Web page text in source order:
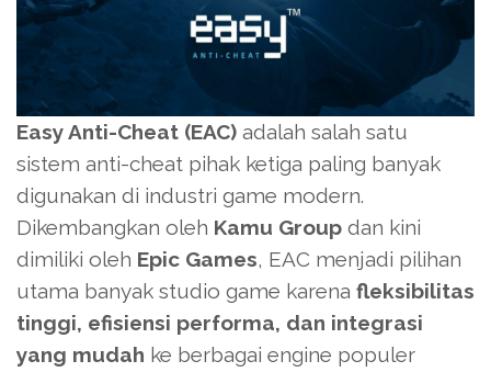
Easy Anti-Cheat (EAC) adalah salah satu
sistem anti-cheat pihak ketiga paling banyak
digunakan di industri game modern.
Dikembangkan oleh Kamu Group dan kini
dimiliki oleh Epic Games, EAC menjadi pilihan
utama banyak studio game karena fleksibilitas
tinggi, efisiensi performa, dan integrasi
yang mudah ke berbagai engine populer